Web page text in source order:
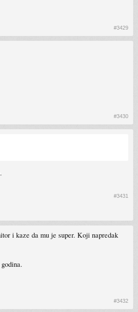
#3429
#3430
#3431
i kaze da mu je super. Koji napredak
#3432